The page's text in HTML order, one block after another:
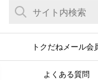
トクだねメール会
よくある質問